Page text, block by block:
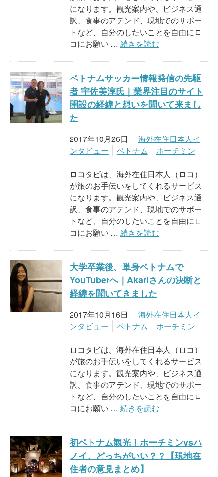
になります。観光案内や、ビジネス通
訳、食事のアテンド、現地でのサポー
トなど、自分のしたいことを自由にロ
コにお願い … 続きを読む
ベトナムサッカー情報発信の先駆
者 宇佐美淳氏｜業界注目のサイト
開設の経緯と想いを聞いて来まし
た
2017年10月26日
海外在住日本人イ
ンタビュー
ベトナム ホーチミン
ロコタビは、海外在住日本人（ロコ）
が旅のお手伝いをしてくれるサービス
になります。観光案内や、ビジネス通
訳、食事のアテンド、現地でのサポー
トなど、自分のしたいことを自由にロ
コにお願い … 続きを読む
大学卒業後、単身ベトナムで
YouTuberへ｜Akariさんの決断と
経緯を聞いてきました
2017年10月16日
海外在住日本人イ
ンタビュー
ベトナム ホーチミン
ロコタビは、海外在住日本人（ロコ）
が旅のお手伝いをしてくれるサービス
になります。観光案内や、ビジネス通
訳、食事のアテンド、現地でのサポー
トなど、自分のしたいことを自由にロ
コにお願い … 続きを読む
初ベトナム観光！ホーチミンvsハ
ノイ、どっちがいい？？【現地在
住者の意見まとめ】